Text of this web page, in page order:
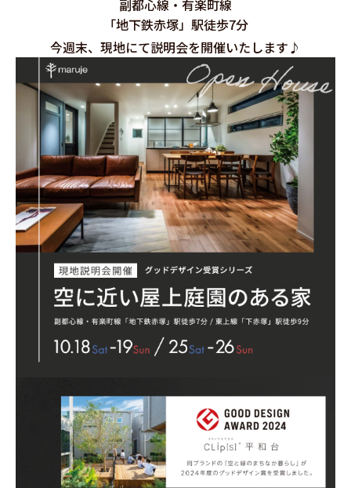
副都心線・有楽町線
「地下鉄赤塚」駅徒歩7分
今週末、現地にて説明会を開催いたします♪